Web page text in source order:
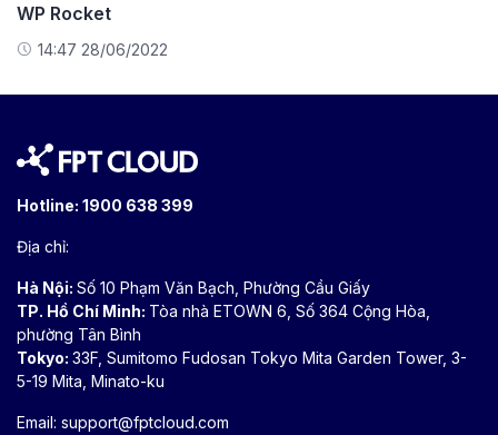
WP Rocket
14:47 28/06/2022
Hotline: 1900 638 399
Địa chỉ:
Hà Nội: Số 10 Phạm Văn Bạch, Phường Cầu Giấy
TP. Hồ Chí Minh: Tòa nhà ETOWN 6, Số 364 Cộng Hòa,
phường Tân Bình
Tokyo: 33F, Sumitomo Fudosan Tokyo Mita Garden Tower, 3-
5-19 Mita, Minato-ku
Email: support@fptcloud.com